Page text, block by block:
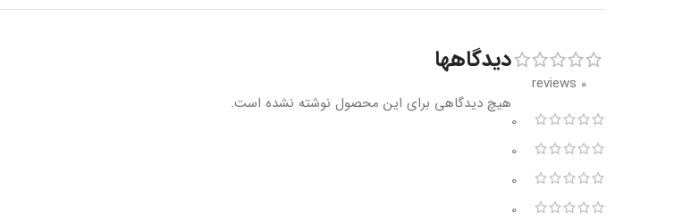
0 reviews
0
0
0
0
دیدگاهها
هیچ دیدگاهی برای این محصول نوشته نشده است.